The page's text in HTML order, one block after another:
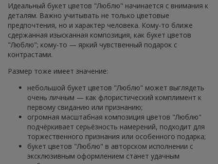
Идеальный букет цветов "Люблю" начинается с внимания к
деталям. Важно учитывать не только цветовые
предпочтения, но и характер человека. Кому-то ближе
сдержанная изысканная композиция, как букет цветов
"Люблю"; кому-то — яркий чувственный подарок с
контрастами.
Размер тоже имеет значение:
небольшой букет цветов "Люблю" может выглядеть
очень личным — как флористический комплимент к
первому свиданию или признанию;
огромная масштабная композиция цветов "Люблю"
подчёркивает серьёзность намерений, подходит для
торжественного признания или особенного подарка;
букет цветов "Люблю" в авторском исполнении с
эксклюзивным оформлением станет удачным